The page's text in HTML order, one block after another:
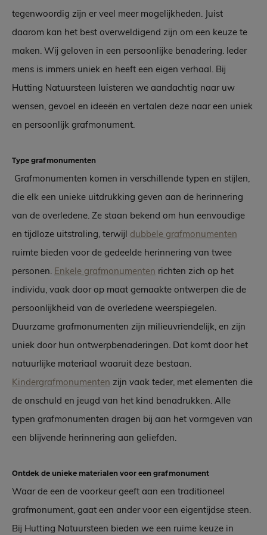
tegenwoordig zijn er veel meer mogelijkheden. Juist
daarom kan het best overweldigend zijn om een keuze te
maken. Wij geloven in een persoonlijke benadering. Ieder
mens is immers uniek en heeft een eigen verhaal. Bij
Hutting Natuursteen luisteren we aandachtig naar uw
wensen, gevoel en ideeën en vertalen deze naar een uniek
en persoonlijk grafmonument.
Type grafmonumenten
Grafmonumenten komen in verschillende typen en stijlen,
die elk een unieke uitdrukking geven aan de herinnering
van de overledene. Ze staan bekend om hun eenvoudige
en tijdloze uitstraling, terwijl dubbele grafmonumenten
ruimte bieden voor de gedeelde herinnering van twee
personen. Enkele grafmonumenten richten zich op het
individu, vaak door op maat gemaakte ontwerpen die de
persoonlijkheid van de overledene weerspiegelen.
Duurzame grafmonumenten zijn milieuvriendelijk, en zijn
uniek door hun ontwerpbenaderingen. Dat komt door het
natuurlijke materiaal waaruit deze bestaan.
Kindergrafmonumenten zijn vaak teder, met elementen die
de onschuld en jeugd van het kind benadrukken. Alle
typen grafmonumenten dragen bij aan het vormgeven van
een blijvende herinnering aan geliefden.
Ontdek de unieke materialen voor een grafmonument
Waar de een de voorkeur geeft aan een traditioneel
grafmonument, gaat een ander voor een eigentijdse steen.
Bij Hutting Natuursteen bieden we een ruime keuze in